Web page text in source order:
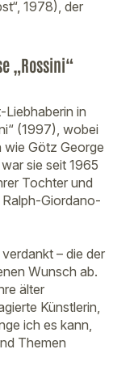
1978), der
„Rossini“
in
(1997), wobei
wie Götz George
sie seit 1965
Tochter und
Ralph-Giordano-
– die der
Wunsch ab.
älter
Künstlerin,
ich es kann,
Themen